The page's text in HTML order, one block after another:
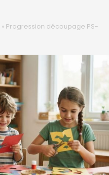
» Progression découpage PS-